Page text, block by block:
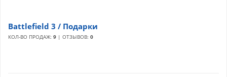
Battlefield 3 / Подарки
КОЛ-ВО ПРОДАЖ: 9 | ОТЗЫВОВ: 0